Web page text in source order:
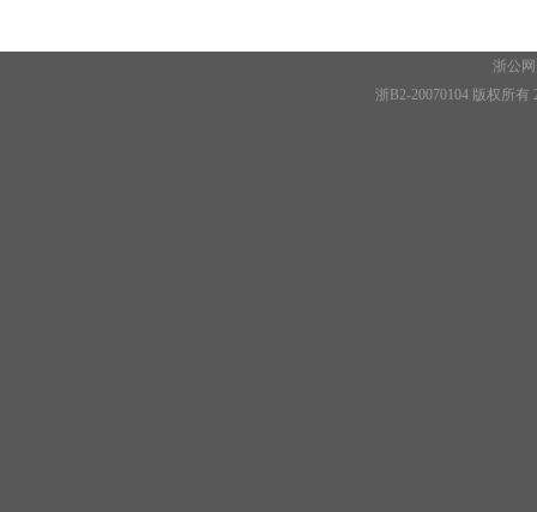
浙公网
浙B2-20070104 版权所